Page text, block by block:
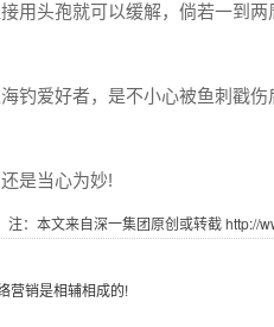
用头孢就可以缓解，倘若一到
钓爱好者，是不小心被鱼刺戳
是当心为妙!
注：本文来自深一集团原创或转截 http://
营销是相辅相成的!